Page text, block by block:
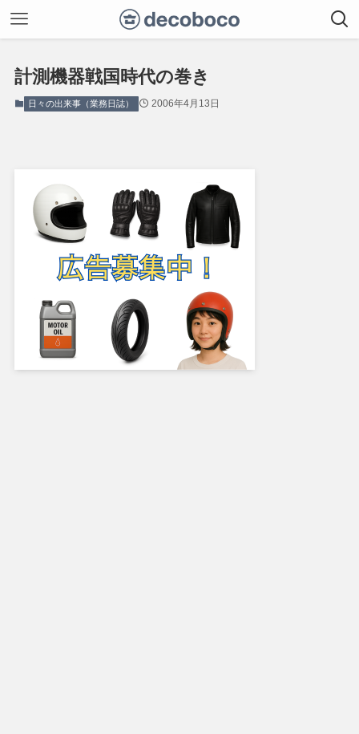
計測機器戦国時代の巻き
日々の出来事（業務日誌） 2006年4月13日